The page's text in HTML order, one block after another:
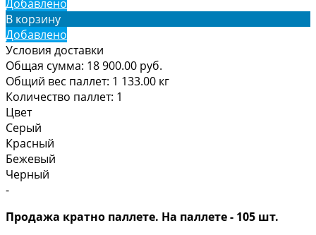
Добавлено
В корзину
Добавлено
Условия доставки
Общая сумма: 18 900.00 руб.
Общий вес паллет: 1 133.00 кг
Количество паллет: 1
Цвет
Серый
Красный
Бежевый
Черный
-
Продажа кратно паллете. На паллете - 105 шт.